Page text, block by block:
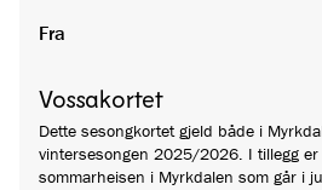
Fra
Vossakortet
Dette sesongkortet gjeld både i
vintersesongen 2025/2026. I tillegg
sommarheisen i Myrkdalen som går i